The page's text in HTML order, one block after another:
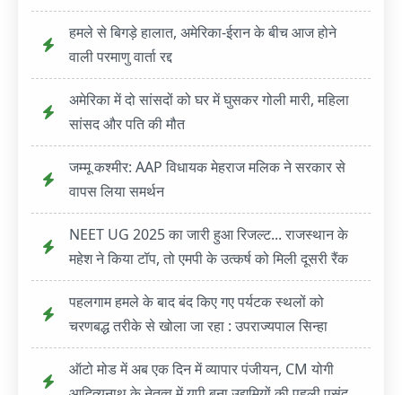
हमले से बिगड़े हालात, अमेरिका-ईरान के बीच आज होने
वाली परमाणु वार्ता रद्द
अमेरिका में दो सांसदों को घर में घुसकर गोली मारी, महिला
सांसद और पति की मौत
जम्मू कश्मीर: AAP विधायक मेहराज मलिक ने सरकार से
वापस लिया समर्थन
NEET UG 2025 का जारी हुआ रिजल्ट... राजस्थान के
महेश ने किया टॉप, तो एमपी के उत्कर्ष को मिली दूसरी रैंक
पहलगाम हमले के बाद बंद किए गए पर्यटक स्थलों को
चरणबद्ध तरीके से खोला जा रहा : उपराज्यपाल सिन्हा
ऑटो मोड में अब एक दिन में व्यापार पंजीयन, CM योगी